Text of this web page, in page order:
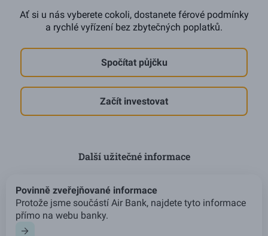
Ať si u nás vyberete cokoli, dostanete férové podmínky
a rychlé vyřízení bez zbytečných poplatků.
Spočítat půjčku
Začít investovat
Další užitečné informace
Povinně zveřejňované informace
Protože jsme součástí Air Bank, najdete tyto informace
přímo na webu banky.